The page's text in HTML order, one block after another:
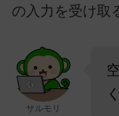
の入力を受け取
サルモリ